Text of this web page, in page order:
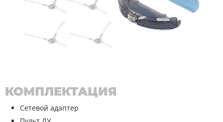
КОМПЛЕКТАЦИЯ
Сетевой адаптер